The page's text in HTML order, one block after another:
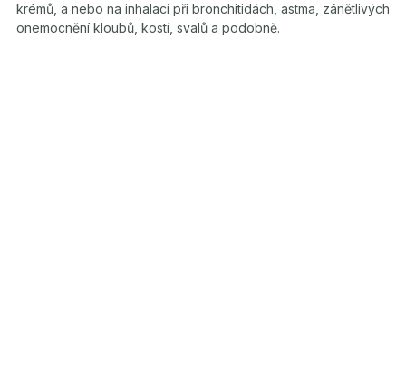
krémů, a nebo na inhalaci při bronchitidách, astma, zánětlivých
onemocnění kloubů, kostí, svalů a podobně.